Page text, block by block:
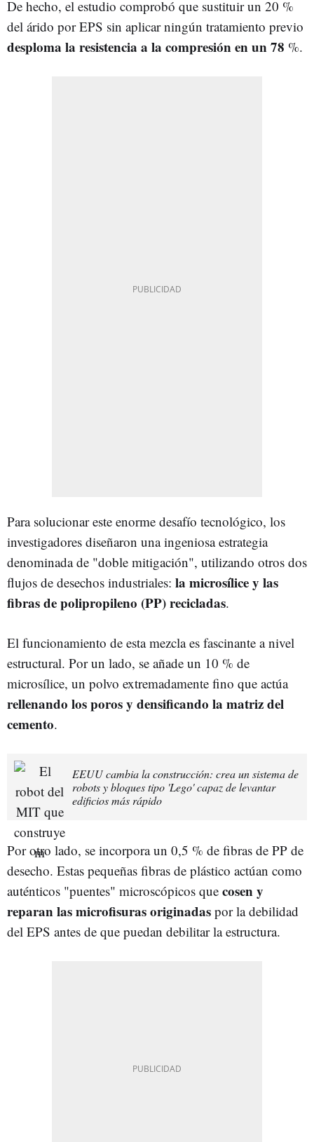
De hecho, el estudio comprobó que sustituir un 20 %
del árido por EPS sin aplicar ningún tratamiento previo
desploma la resistencia a la compresión en un 78 %.
Para solucionar este enorme desafío tecnológico, los
investigadores diseñaron una ingeniosa estrategia
denominada de "doble mitigación", utilizando otros dos
flujos de desechos industriales: la microsílice y las
fibras de polipropileno (PP) recicladas.
El funcionamiento de esta mezcla es fascinante a nivel
estructural. Por un lado, se añade un 10 % de
microsílice, un polvo extremadamente fino que actúa
rellenando los poros y densificando la matriz del
cemento.
EEUU cambia la construcción: crea un sistema de
robots y bloques tipo 'Lego' capaz de levantar
edificios más rápido
Por otro lado, se incorpora un 0,5 % de fibras de PP de
desecho. Estas pequeñas fibras de plástico actúan como
auténticos "puentes" microscópicos que cosen y
reparan las microfisuras originadas por la debilidad
del EPS antes de que puedan debilitar la estructura.